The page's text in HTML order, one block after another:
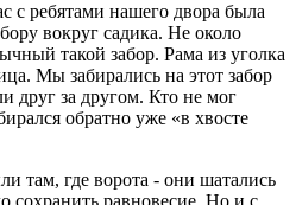
с ребятами нашего двора была
вокруг садика. Не около
такой забор. Рама из уголка
Мы забирались на этот забор
друг за другом. Кто не мог
обратно уже «в хвосте
там, где ворота - они шатались
сохранить равновесие. Но и с